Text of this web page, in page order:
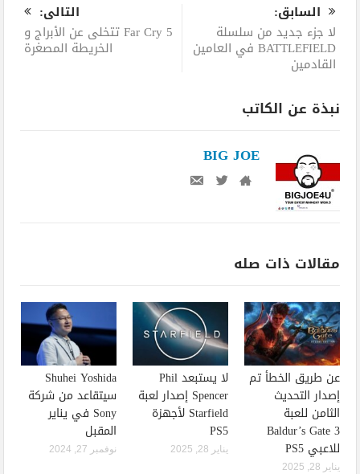
السابق:
لا جزء جديد من سلسلة
BATTLEFIELD في العامين
القادمين
التالى:
Far Cry 5 تتخلى عن الأبراج و
الخريطة المصغرة
نبذة عن الكاتب
BIG JOE
مقالات ذات صله
عن طريق الخطأ تم
إصدار التحديث
الثامن للعبة
Baldur’s Gate 3
للاعبي PS5
يناير 28, 2025
لا يستبعد Phil
Spencer إصدار لعبة
Starfield لأجهزة
PS5
يناير 28, 2025
Shuhei Yoshida
سيتقاعد من شركة
Sony في يناير
المقبل
نوفمبر 27, 2024